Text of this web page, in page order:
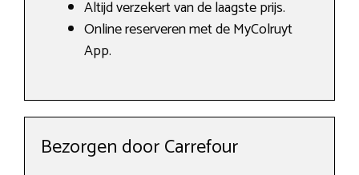
Altijd verzekert van de laagste prijs.
Online reserveren met de MyColruyt
App.
Bezorgen door Carrefour